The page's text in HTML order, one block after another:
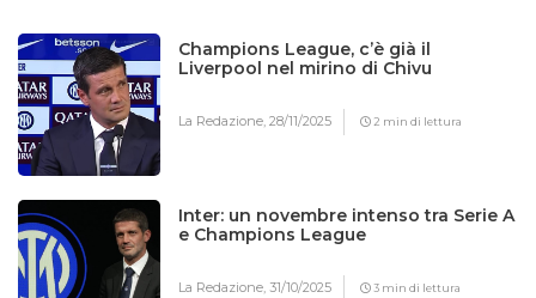
Champions League, c’è già il
Liverpool nel mirino di Chivu
La Redazione,28/11/2025 2 min di lettura
Inter: un novembre intenso tra Serie A
e Champions League
La Redazione,31/10/2025 3 min di lettura